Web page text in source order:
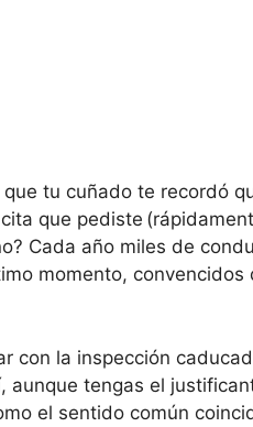
tu cuñado te recordó
que pediste
Cada año miles de
momento, convencidos
con la inspección
aunque tengas el
el sentido común